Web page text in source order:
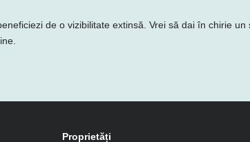
de o vizibilitate extinsă. Vrei să dai în chirie
Proprietăți